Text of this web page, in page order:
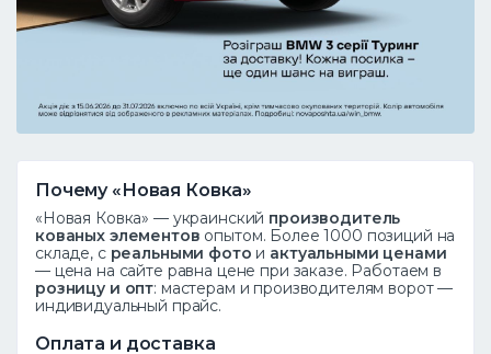
Почему «Новая Ковка»
«Новая Ковка» — украинский производитель
кованых элементов опытом. Более 1000 позиций на
складе, с реальными фото и актуальными ценами
— цена на сайте равна цене при заказе. Работаем в
розницу и опт: мастерам и производителям ворот —
индивидуальный прайс.
Оплата и доставка